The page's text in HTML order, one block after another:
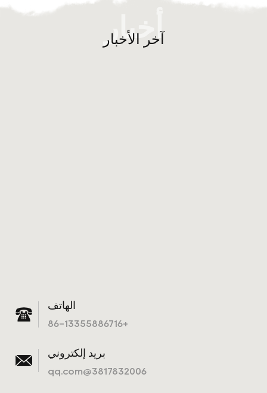
أخبار
آخر الأخبار
الهاتف
+86-13355886716
بريد إلكتروني
3817832006@qq.com